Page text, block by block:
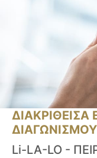
ΔΙΑΚΡΙΘΕΙΣΑ
ΔΙΑΓΩΝΙΣΜΟΥ
Li-LA-LO -